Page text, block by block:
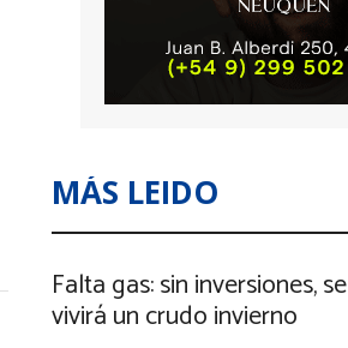
MÁS LEIDO
Falta gas: sin inversiones, se
vivirá un crudo invierno